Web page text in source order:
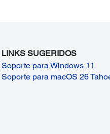
LINKS SUGERIDOS
Soporte para Windows 11
Soporte para macOS 26